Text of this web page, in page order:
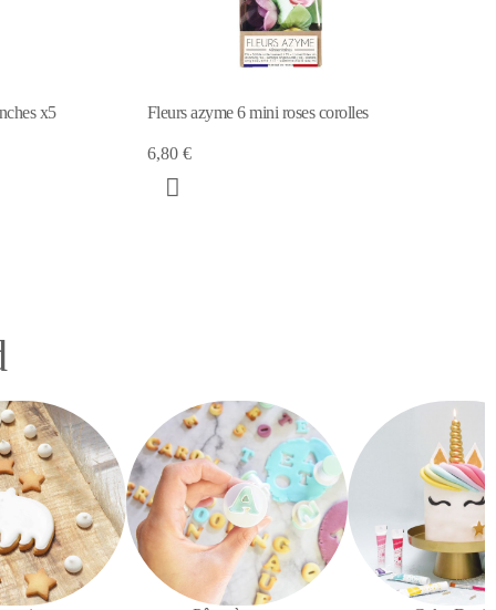
roses corolles Fleurs azymes 6 roses